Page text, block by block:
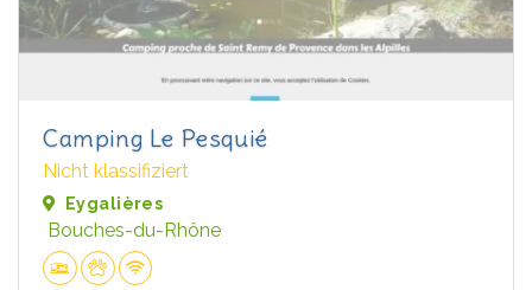
Camping Le Pesquié
Nicht klassifiziert
Eygalières
Bouches-du-Rhône